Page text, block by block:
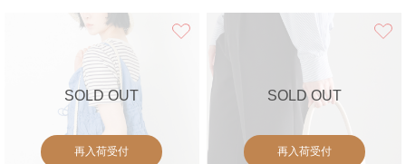
SOLD OUT
再入荷受付
SOLD OUT
再入荷受付